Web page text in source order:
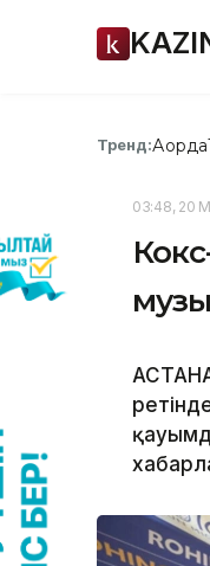
Тренд:Ақорда
03:48, 20